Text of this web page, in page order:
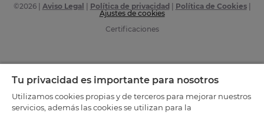
©2026| Aviso Legal Política de privacidad Política de Cookies|
Ajustes de cookies
Certificaciones
Tu privacidad es importante para nosotros
Utilizamos cookies propias y de terceros para mejorar nuestros
servicios, además las cookies se utilizan para la